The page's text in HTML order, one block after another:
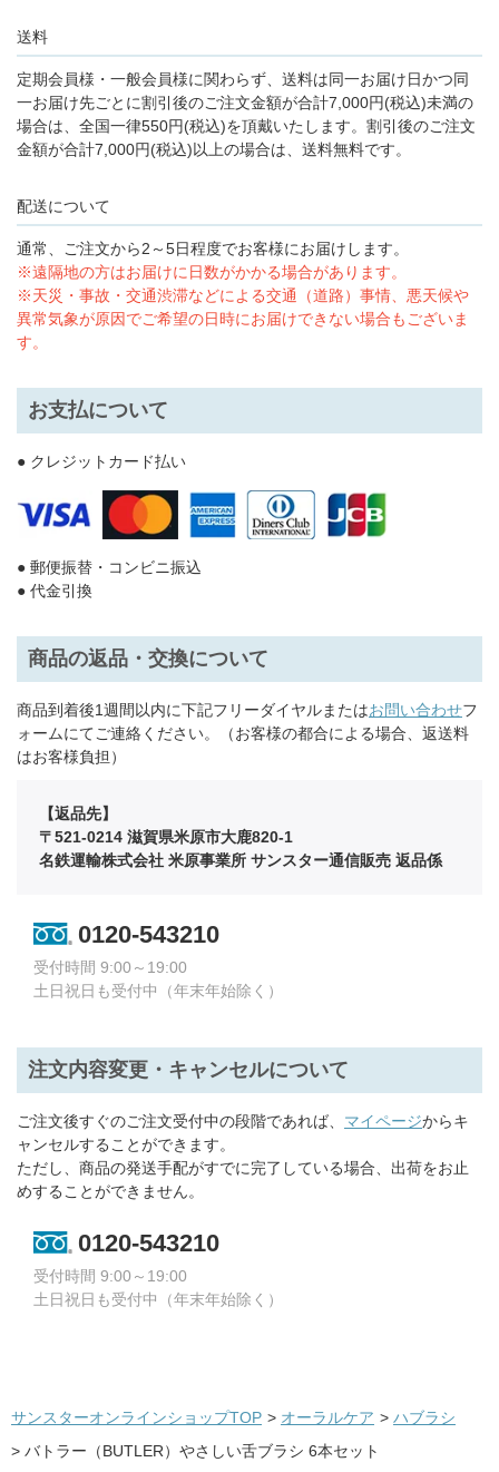
送料
定期会員様・一般会員様に関わらず、送料は同一お届け日かつ同
一お届け先ごとに割引後のご注文金額が合計7,000円(税込)未満の
場合は、全国一律550円(税込)を頂戴いたします。割引後のご注文
金額が合計7,000円(税込)以上の場合は、送料無料です。
配送について
通常、ご注文から2～5日程度でお客様にお届けします。
※遠隔地の方はお届けに日数がかかる場合があります。
※天災・事故・交通渋滞などによる交通（道路）事情、悪天候や
異常気象が原因でご希望の日時にお届けできない場合もございま
す。
お支払について
● クレジットカード払い
● 郵便振替・コンビニ振込
● 代金引換
商品の返品・交換について
商品到着後1週間以内に下記フリーダイヤルまたはお問い合わせフ
ォームにてご連絡ください。（お客様の都合による場合、返送料
はお客様負担）
【返品先】
〒521-0214 滋賀県米原市大鹿820-1
名鉄運輸株式会社 米原事業所 サンスター通信販売 返品係
0120-543210
受付時間 9:00～19:00
土日祝日も受付中（年末年始除く）
注文内容変更・キャンセルについて
ご注文後すぐのご注文受付中の段階であれば、 マイページからキ
ャンセルすることができます。
ただし、商品の発送手配がすでに完了している場合、出荷をお止
めすることができません。
0120-543210
受付時間 9:00～19:00
土日祝日も受付中（年末年始除く）
サンスターオンラインショップTOP > オーラルケア > ハブラシ
> バトラー（BUTLER）やさしい舌ブラシ 6本セット